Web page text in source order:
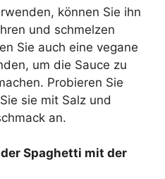
können Sie ihn
und schmelzen
Sie auch eine vegane
um die Sauce zu
Probieren Sie
sie mit Salz und
an.
Spaghetti mit der